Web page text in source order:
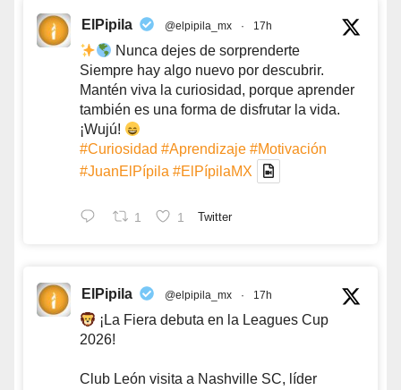
ElPipila @elpipila_mx · 17h
Nunca dejes de sorprenderte
Siempre hay algo nuevo por descubrir.
Mantén viva la curiosidad, porque aprender
también es una forma de disfrutar la vida.
¡Wujú!
#Curiosidad #Aprendizaje #Motivación
#JuanElPípila #ElPípilaMX
1 1 Twitter
ElPipila @elpipila_mx · 17h
¡La Fiera debuta en la Leagues Cup
2026!
Club León visita a Nashville SC, líder